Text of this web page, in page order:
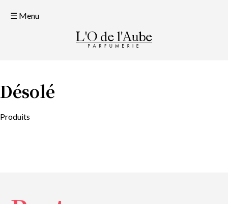
☰ Menu
Désolé
Produits